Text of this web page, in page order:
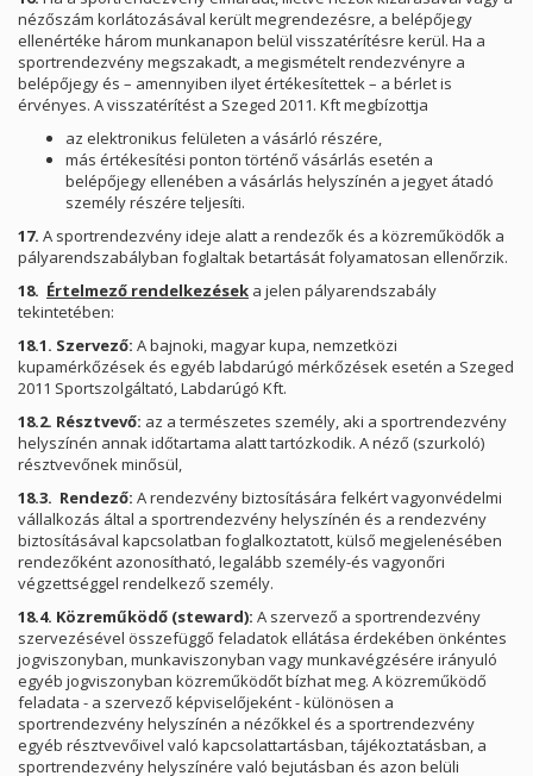
nézőszám korlátozásával került megrendezésre, a belépőjegy
ellenértéke három munkanapon belül visszatérítésre kerül. Ha a
sportrendezvény megszakadt, a megismételt rendezvényre a
belépőjegy és – amennyiben ilyet értékesítettek – a bérlet is
érvényes. A visszatérítést a Szeged 2011. Kft megbízottja
az elektronikus felületen a vásárló részére,
más értékesítési ponton történő vásárlás esetén a
belépőjegy ellenében a vásárlás helyszínén a jegyet átadó
személy részére teljesíti.
17. A sportrendezvény ideje alatt a rendezők és a közreműködők a
pályarendszabályban foglaltak betartását folyamatosan ellenőrzik.
18. Értelmező rendelkezések a jelen pályarendszabály
tekintetében:
18.1. Szervező: A bajnoki, magyar kupa, nemzetközi
kupamérkőzések és egyéb labdarúgó mérkőzések esetén a Szeged
2011 Sportszolgáltató, Labdarúgó Kft.
18.2. Résztvevő: az a természetes személy, aki a sportrendezvény
helyszínén annak időtartama alatt tartózkodik. A néző (szurkoló)
résztvevőnek minősül,
18.3. Rendező: A rendezvény biztosítására felkért vagyonvédelmi
vállalkozás által a sportrendezvény helyszínén és a rendezvény
biztosításával kapcsolatban foglalkoztatott, külső megjelenésében
rendezőként azonosítható, legalább személy-és vagyonőri
végzettséggel rendelkező személy.
18.4. Közreműködő (steward): A szervező a sportrendezvény
szervezésével összefüggő feladatok ellátása érdekében önkéntes
jogviszonyban, munkaviszonyban vagy munkavégzésére irányuló
egyéb jogviszonyban közreműködőt bízhat meg. A közreműködő
feladata - a szervező képviselőjeként - különösen a
sportrendezvény helyszínén a nézőkkel és a sportrendezvény
egyéb résztvevőivel való kapcsolattartásban, tájékoztatásban, a
sportrendezvény helyszínére való bejutásban és azon belüli